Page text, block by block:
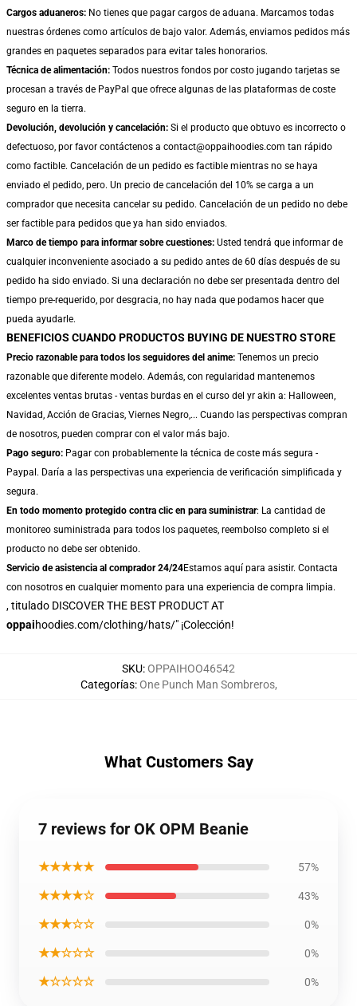
Cargos aduaneros: No tienes que pagar cargos de aduana. Marcamos todas
nuestras órdenes como artículos de bajo valor. Además, enviamos pedidos más
grandes en paquetes separados para evitar tales honorarios.
Técnica de alimentación: Todos nuestros fondos por costo jugando tarjetas se
procesan a través de PayPal que ofrece algunas de las plataformas de coste
seguro en la tierra.
Devolución, devolución y cancelación: Si el producto que obtuvo es incorrecto o
defectuoso, por favor contáctenos a contact@oppaihoodies.com tan rápido
como factible. Cancelación de un pedido es factible mientras no se haya
enviado el pedido, pero. Un precio de cancelación del 10% se carga a un
comprador que necesita cancelar su pedido. Cancelación de un pedido no debe
ser factible para pedidos que ya han sido enviados.
Marco de tiempo para informar sobre cuestiones: Usted tendrá que informar de
cualquier inconveniente asociado a su pedido antes de 60 días después de su
pedido ha sido enviado. Si una declaración no debe ser presentada dentro del
tiempo pre-requerido, por desgracia, no hay nada que podamos hacer que
pueda ayudarle.
BENEFICIOS CUANDO PRODUCTOS BUYING DE NUESTRO STORE
Precio razonable para todos los seguidores del anime: Tenemos un precio
razonable que diferente modelo. Además, con regularidad mantenemos
excelentes ventas brutas - ventas burdas en el curso del yr akin a: Halloween,
Navidad, Acción de Gracias, Viernes Negro,... Cuando las perspectivas compran
de nosotros, pueden comprar con el valor más bajo.
Pago seguro: Pagar con probablemente la técnica de coste más segura -
Paypal. Daría a las perspectivas una experiencia de verificación simplificada y
segura.
En todo momento protegido contra clic en para suministrar: La cantidad de
monitoreo suministrada para todos los paquetes, reembolso completo si el
producto no debe ser obtenido.
Servicio de asistencia al comprador 24/24Estamos aquí para asistir. Contacta
con nosotros en cualquier momento para una experiencia de compra limpia.
, titulado DISCOVER THE BEST PRODUCT AT
oppaihoodies.com/clothing/hats/" ¡Colección!
SKU:OPPAIHOO46542
Categorías:One Punch Man Sombreros,
What Customers Say
7 reviews for OK OPM Beanie
★★★★★ 57%
★★★★☆ 43%
★★★☆☆ 0%
★★☆☆☆ 0%
★☆☆☆☆ 0%